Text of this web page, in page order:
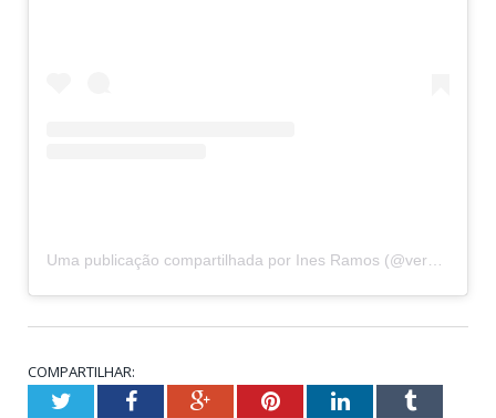
COMPARTILHAR:
TwitterFacebookGoogle+PinterestLinkedInTumblr